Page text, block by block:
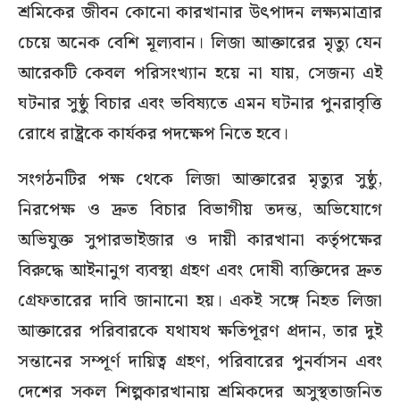
শ্রমিকের জীবন কোনো কারখানার উৎপাদন লক্ষ্যমাত্রার
চেয়ে অনেক বেশি মূল্যবান। লিজা আক্তারের মৃত্যু যেন
আরেকটি কেবল পরিসংখ্যান হয়ে না যায়, সেজন্য এই
ঘটনার সুষ্ঠু বিচার এবং ভবিষ্যতে এমন ঘটনার পুনরাবৃত্তি
রোধে রাষ্ট্রকে কার্যকর পদক্ষেপ নিতে হবে।
সংগঠনটির পক্ষ থেকে লিজা আক্তারের মৃত্যুর সুষ্ঠু,
নিরপেক্ষ ও দ্রুত বিচার বিভাগীয় তদন্ত, অভিযোগে
অভিযুক্ত সুপারভাইজার ও দায়ী কারখানা কর্তৃপক্ষের
বিরুদ্ধে আইনানুগ ব্যবস্থা গ্রহণ এবং দোষী ব্যক্তিদের দ্রুত
গ্রেফতারের দাবি জানানো হয়। একই সঙ্গে নিহত লিজা
আক্তারের পরিবারকে যথাযথ ক্ষতিপূরণ প্রদান, তার দুই
সন্তানের সম্পূর্ণ দায়িত্ব গ্রহণ, পরিবারের পুনর্বাসন এবং
দেশের সকল শিল্পকারখানায় শ্রমিকদের অসুস্থতাজনিত